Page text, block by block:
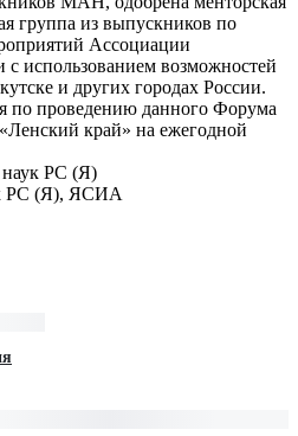
группа из выпускников по
Ассоциации
использованием возможностей
и других городах России.
по проведению данного Форума
край» на ежегодной
наук РС (Я)
РС (Я), ЯСИА